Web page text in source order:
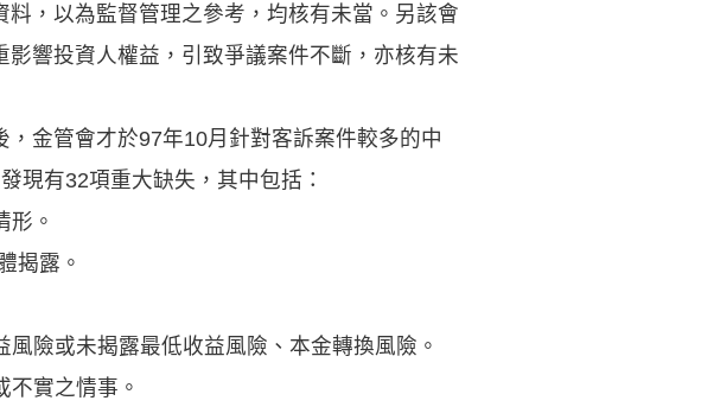
，以為監督管理之參考，均核有未當。另該會
響投資人權益，引致爭議案件不斷，亦核有未
金管會才於97年10月針對客訴案件較多的中
現有32項重大缺失，其中包括：
形。
揭露。
險或未揭露最低收益風險、本金轉換風險。
實之情事。